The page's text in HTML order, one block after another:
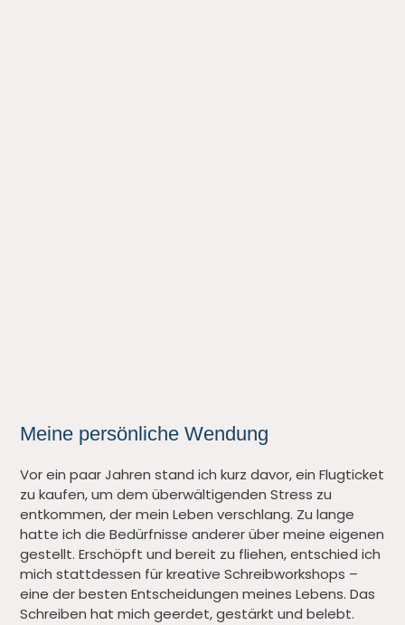
Meine persönliche Wendung
Vor ein paar Jahren stand ich kurz davor, ein Flugticket
zu kaufen, um dem überwältigenden Stress zu
entkommen, der mein Leben verschlang. Zu lange
hatte ich die Bedürfnisse anderer über meine eigenen
gestellt. Erschöpft und bereit zu fliehen, entschied ich
mich stattdessen für kreative Schreibworkshops –
eine der besten Entscheidungen meines Lebens. Das
Schreiben hat mich geerdet, gestärkt und belebt.